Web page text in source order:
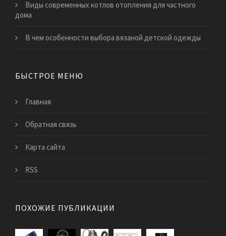
​Виды современных котлов отопления для частного
дома
В чем особенности выбора вязаной детской одежды
БЫСТРОЕ МЕНЮ
Главная
Обратная связь
Карта сайта
RSS
ПОХОЖИЕ ПУБЛИКАЦИИ